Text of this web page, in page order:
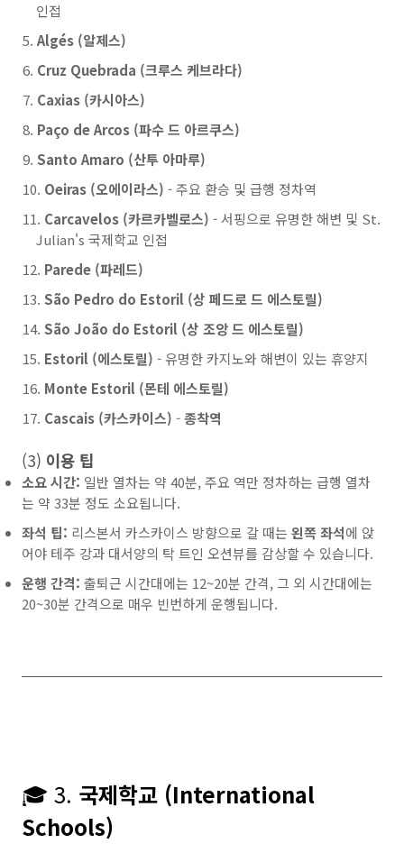
인접
Algés (알제스)
Cruz Quebrada (크루스 케브라다)
Caxias (카시아스)
Paço de Arcos (파수 드 아르쿠스)
Santo Amaro (산투 아마루)
Oeiras (오에이라스) - 주요 환승 및 급행 정차역
Carcavelos (카르카벨로스) - 서핑으로 유명한 해변 및 St.
Julian's 국제학교 인접
Parede (파레드)
São Pedro do Estoril (상 페드로 드 에스토릴)
São João do Estoril (상 조앙 드 에스토릴)
Estoril (에스토릴) - 유명한 카지노와 해변이 있는 휴양지
Monte Estoril (몬테 에스토릴)
Cascais (카스카이스) -종착역
(3) 이용 팁
소요 시간: 일반 열차는 약 40분, 주요 역만 정차하는 급행 열차
는 약 33분 정도 소요됩니다.
좌석 팁: 리스본서 카스카이스 방향으로 갈 때는 왼쪽 좌석에 앉
어야 테주 강과 대서양의 탁 트인 오션뷰를 감상할 수 있습니다.
운행 간격: 출퇴근 시간대에는 12~20분 간격, 그 외 시간대에는
20~30분 간격으로 매우 빈번하게 운행됩니다.
🎓 3. 국제학교 (International
Schools)